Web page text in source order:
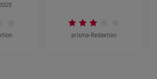
prisma-Redaktion